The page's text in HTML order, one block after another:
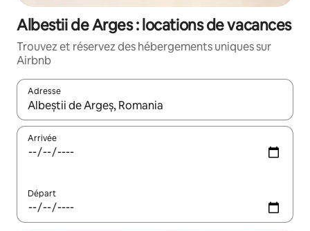
Albestii de Arges : locations de vacances
Trouvez et réservez des hébergements uniques sur
Airbnb
Adresse
Lorsque les résultats s'affichent, utilisez les flèches vers le
Arrivée
Départ